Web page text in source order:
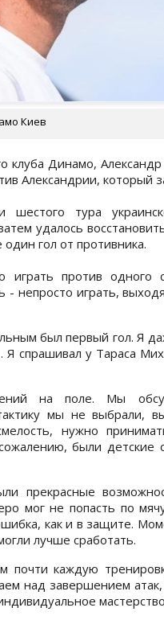
Киев
клуба Динамо,
Александрии, который
тура
удалось
гол от противника.
играть против одного
- непросто играть,
был первый гол. Я
спрашивал у Тараса
на поле. Мы
мы не выбрали,
нужно
были детские
прекрасные
мог не попасть по
как и в защите.
лучше сработать.
почти каждую
над завершением